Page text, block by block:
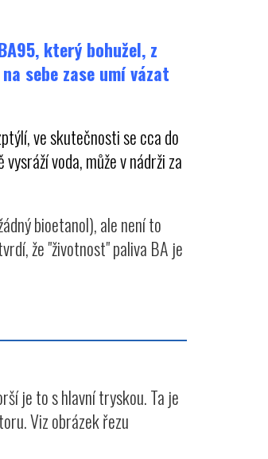
který bohužel, z
sebe zase umí vázat
ve skutečnosti se cca do
voda, může v nádrži za
bioetanol), ale není to
že "životnost" paliva BA je
je to s hlavní tryskou. Ta je
Viz obrázek řezu